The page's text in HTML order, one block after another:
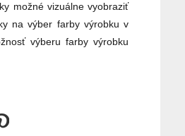
možné vizuálne vyobraziť
na výber farby výrobku v
výberu farby výrobku